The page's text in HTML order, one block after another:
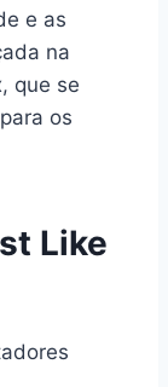
e as
na
que se
os
Like